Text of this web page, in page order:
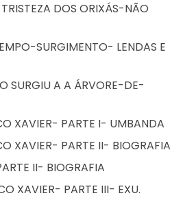
DOS ORIXÁS-NÃO
SURGIMENTO- LENDAS E
SURGIU A A ÁRVORE-DE-
XAVIER- PARTE I- UMBANDA
XAVIER- PARTE II- BIOGRAFIA
II- BIOGRAFIA
XAVIER- PARTE III- EXU.